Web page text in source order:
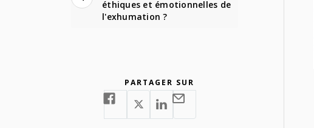
éthiques et émotionnelles de
l'exhumation ?
PARTAGER SUR